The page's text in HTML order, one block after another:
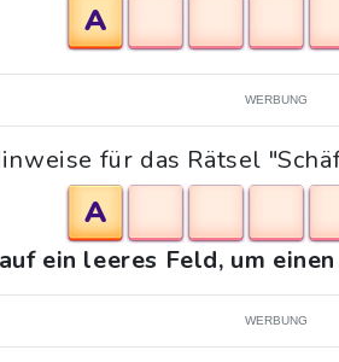
A
WERBUNG
für das Rätsel
A
ein leeres Feld, um
WERBUNG